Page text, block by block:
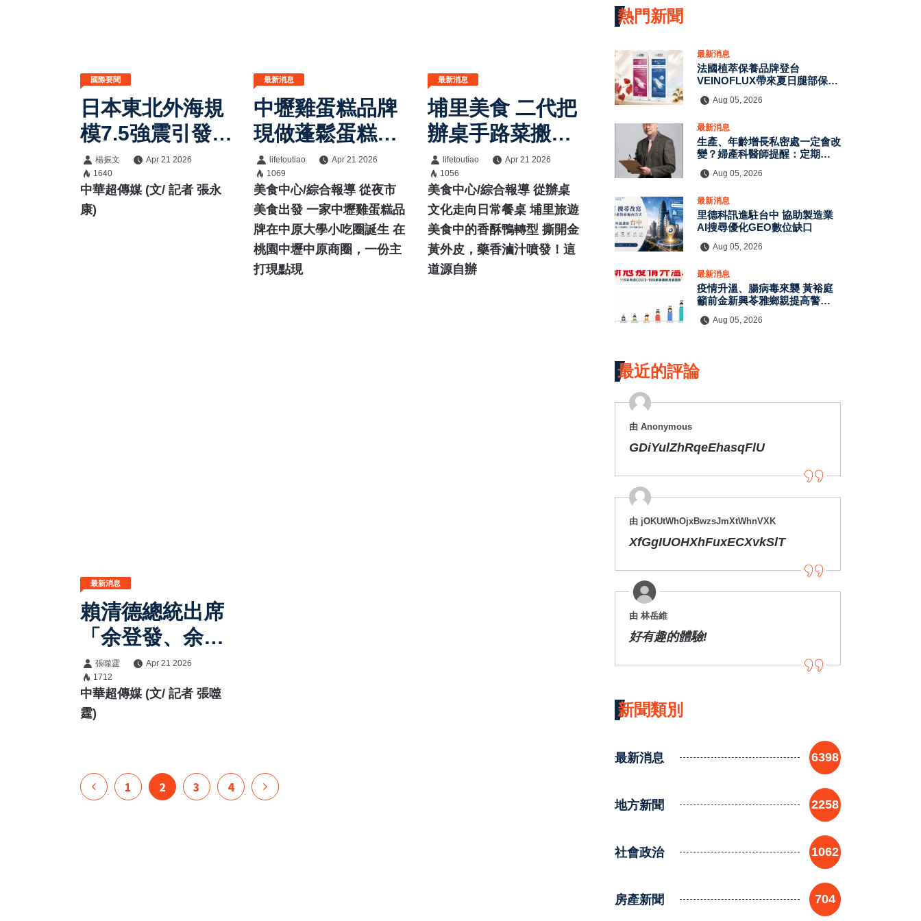
國際要聞
日本東北外海規
模7.5強震引發海
嘯警報 岩手、
北海道沿岸緊急
撤離
楊振文
Apr 21 2026
1640
中華超傳媒 (文/ 記者 張永
康)
最新消息
中壢雞蛋糕品牌
現做蓬鬆蛋糕體
與手工餡 深受學
生族群喜愛
lifetoutiao
Apr 21 2026
1069
美食中心/綜合報導 從夜市
美食出發 一家中壢雞蛋糕品
牌在中原大學小吃圈誕生 在
桃園中壢中原商圈，一份主
打現點現
最新消息
埔里美食 二代把
辦桌手路菜搬上
巡迴餐車 方便外
帶功夫香酥鴨
lifetoutiao
Apr 21 2026
1056
美食中心/綜合報導 從辦桌
文化走向日常餐桌 埔里旅遊
美食中的香酥鴨轉型 撕開金
黃外皮，藥香滷汁噴發！這
道源自辦
最新消息
賴清德總統出席
「余登發、余陳
月瑛紀念音樂
會」 重申守護
民主不走回頭
張噬霆
Apr 21 2026
1712
中華超傳媒 (文/ 記者 張噬
霆)
1 2 3 4
熱門新聞
最新消息
法國植萃保養品牌登台
VEINOFLUX帶來夏日腿部保養
Aug 05, 2026
最新消息
生產、年齡增長私密處一定會改
變？婦產科醫師提醒：定期評估
Aug 05, 2026
最新消息
里德科訊進駐台中 協助製造業
AI搜尋優化GEO數位缺口
Aug 05, 2026
最新消息
疫情升溫、腸病毒來襲 黃裕庭
籲前金新興苓雅鄉親提高警覺守
Aug 05, 2026
最近的評論
由 Anonymous
GDiYulZhRqeEhasqFlU
由 jOKUtWhOjxBwzsJmXtWhnVXK
XfGgIUOHXhFuxECXvkSlT
由 林岳維
好有趣的體驗!
新聞類別
最新消息 6398
地方新聞 2258
社會政治 1062
房產新聞 704
訂閱